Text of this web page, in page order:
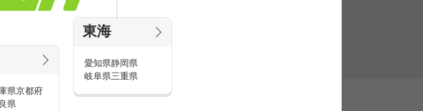
東海
愛知県静岡県
岐阜県三重県
県京都府
県
派遣・バイト求人
メリットをご紹介！
官庁・官公庁のお仕事とは